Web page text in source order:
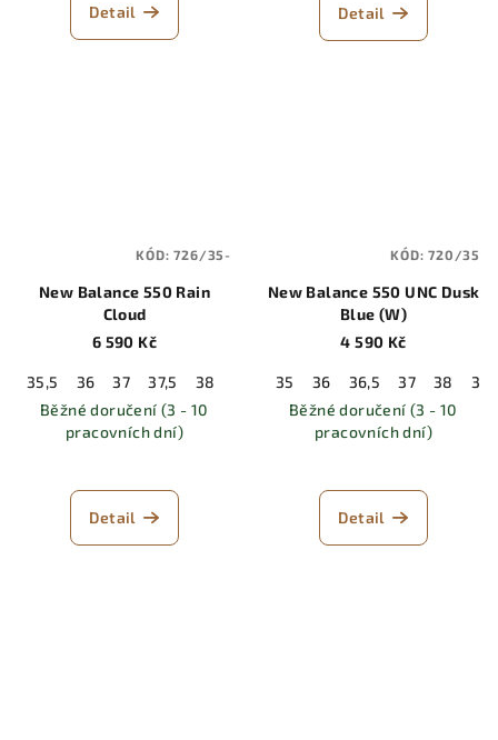
Detail Detail
New Balance 550 Rain
Cloud
6 590 Kč
35,5 36 37 37,5 38 39,5 40 40,5 41,5
42
Běžné doručení (3 - 10
pracovních dní)
Detail
KÓD:726/35-
New Balance 550 UNC Dusk
Blue (W)
4 590 Kč
35 36 36,5 37 38
39
Běžné doručení (3 - 10
pracovních dní)
Detail
KÓD:720/35